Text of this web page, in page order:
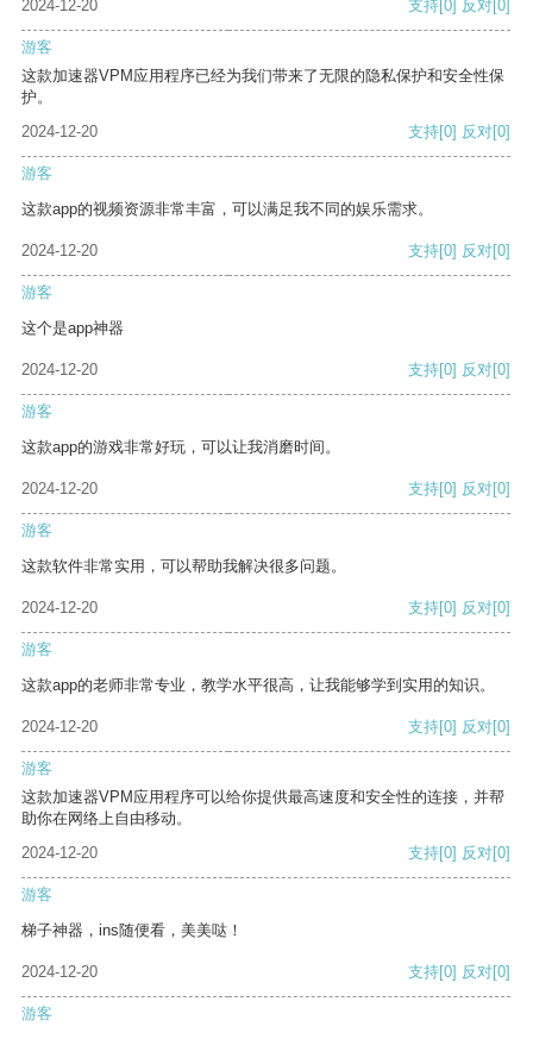
2024-12-20 支持 [0] 反对 [0]
游客
这款加速器VPM应用程序已经为我们带来了无限的隐私保护和安全性保
护。
2024-12-20
支持[0] 反对[0]
游客
这款app的视频资源非常丰富，可以满足我不同的娱乐需求。
2024-12-20 支持[0] 反对[0]
游客
这个是app神器
2024-12-20 支持[0] 反对[0]
游客
这款app的游戏非常好玩，可以让我消磨时间。
2024-12-20 支持[0] 反对[0]
游客
这款软件非常实用，可以帮助我解决很多问题。
2024-12-20 支持[0] 反对[0]
游客
这款app的老师非常专业，教学水平很高，让我能够学到实用的知识。
2024-12-20 支持[0] 反对[0]
游客
这款加速器VPM应用程序可以给你提供最高速度和安全性的连接，并帮
助你在网络上自由移动。
2024-12-20
支持[0] 反对[0]
游客
梯子神器，ins随便看，美美哒！
2024-12-20 支持[0] 反对[0]
游客